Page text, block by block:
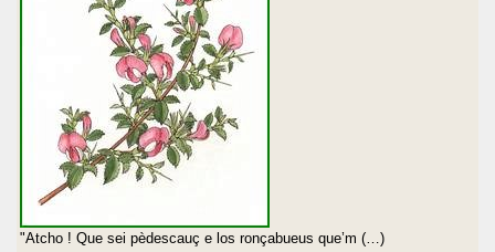
"Atcho ! Que sei pèdescauç e los ronçabueus que’m (…)